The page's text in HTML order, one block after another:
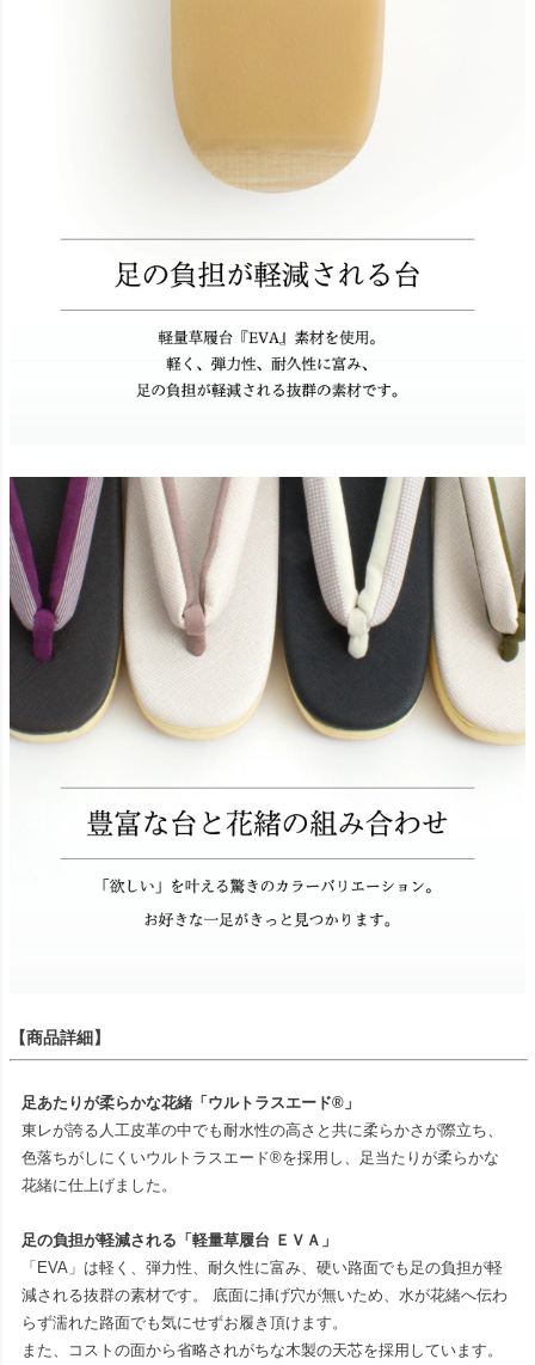
【商品詳細】
足あたりが柔らかな花緒「ウルトラスエード®」
東レが誇る人工皮革の中でも耐水性の高さと共に柔らかさが際立ち、
色落ちがしにくいウルトラスエード®を採用し、足当たりが柔らかな
花緒に仕上げました。
足の負担が軽減される「軽量草履台 ＥＶＡ」
「EVA」は軽く、弾力性、耐久性に富み、硬い路面でも足の負担が軽
減される抜群の素材です。 底面に挿げ穴が無いため、水が花緒へ伝わ
らず濡れた路面でも気にせずお履き頂けます。
また、コストの面から省略されがちな木製の天芯を採用しています。